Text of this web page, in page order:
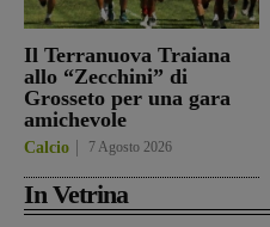
Il Terranuova Traiana
allo “Zecchini” di
Grosseto per una gara
amichevole
Calcio 7 Agosto 2026
In Vetrina